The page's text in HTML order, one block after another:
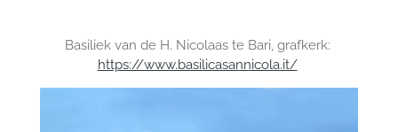
Basiliek van de H. Nicolaas te Bari, grafkerk:
https://www.basilicasannicola.it/